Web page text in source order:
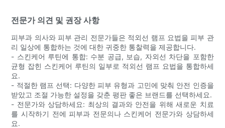
전문가 의견 및 권장 사항
피부과 의사와 피부 관리 전문가들은 적외선 램프 요법을 피부 관
리 일상에 통합하는 것에 대한 귀중한 통찰력을 제공합니다.
- 스킨케어 루틴에 통합: 수분 공급, 보습, 자외선 차단을 포함한
균형 잡힌 스킨케어 루틴의 일부로 적외선 램프 요법을 통합하세
요.
- 적절한 램프 선택: 다양한 피부 유형과 고민에 맞춰 안전 인증을
받았고 조절 가능한 설정을 갖춘 평판 좋은 브랜드를 선택하세요.
- 전문가와 상담하세요: 최상의 결과와 안전을 위해 새로운 치료
를 시작하기 전에 피부과 전문의나 스킨케어 전문가와 상담하세
요.